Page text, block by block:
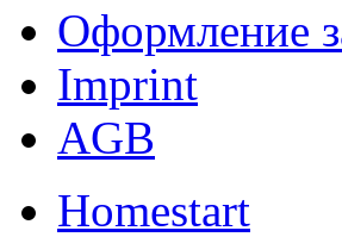
Оформление
Imprint
AGB
Homestart